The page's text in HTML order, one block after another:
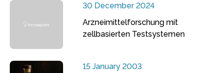
30 December 2024
Arzneimittelforschung mit
zellbasierten Testsystemen
15 January 2003